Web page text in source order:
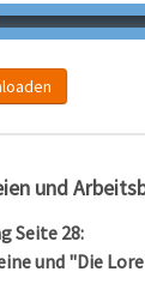
und
Seite 28:
und "Die